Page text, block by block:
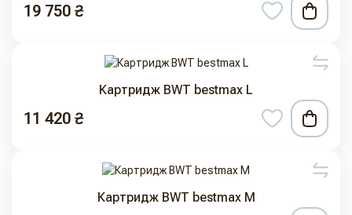
19 750 ₴
Картридж BWT bestmax L
11 420 ₴
Картридж BWT bestmax M